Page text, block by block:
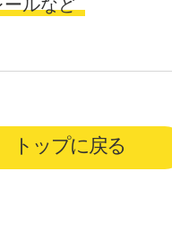
ルなど
トップに戻る